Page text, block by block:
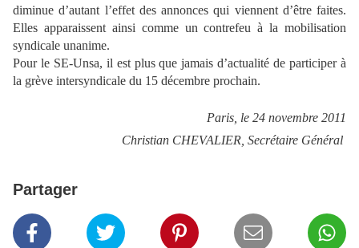
diminue d’autant l’effet des annonces qui viennent d’être faites.
Elles apparaissent ainsi comme uncontrefeu à la mobilisation
syndicale unanime.
Pour le SE-Unsa, il est plus que jamais d’actualité de participer à
la grève intersyndicale du 15 décembre prochain.
Paris, le 24 novembre 2011
Christian CHEVALIER, Secrétaire Général
Partager